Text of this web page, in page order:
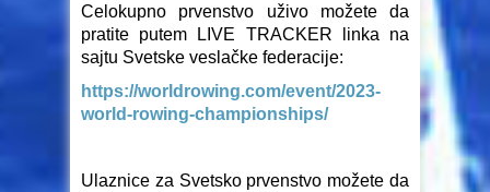
Celokupno prvenstvo uživo možete da
pratite putem LIVE TRACKER linka na
sajtu Svetske veslačke federacije:
https://worldrowing.com/event/2023-
world-rowing-championships/
Ulaznice za Svetsko prvenstvo možete da